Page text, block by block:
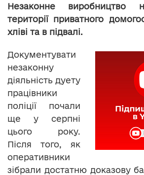
Незаконне виробництво
території приватного
хліві та в підвалі.
Документувати
незаконну
діяльність дуету
працівники
поліції почали
ще у серпні
цього року.
Після того, як
оперативники
зібрали достатню доказову